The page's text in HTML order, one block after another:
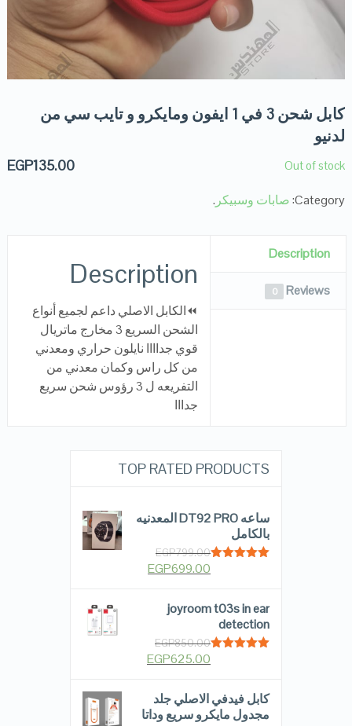
كابل شحن 3 في 1 ايفون ومايكرو و تايب سي من
لدنيو
EGP135.00 Out of stock
Category: صابات وسبيكر .
Description
Reviews
0
Description
⏪الكابل الاصلي داعم لجميع أنواع
الشحن السريع 3 مخارج ماتريال
قوي جداااا نايلون حراري ومعدني
من كل راس وكمان معدني من
التفريعه ل 3 رؤوس شحن سريع
جدااا
TOP RATED PRODUCTS
ساعه DT92 PRO المعدنيه
بالكامل
EGP799.00
EGP699.00
joyroom t03s in ear
detection
EGP850.00
EGP625.00
كابل فيدفي الاصلي جلد
مجدول مايكرو سريع وداتا